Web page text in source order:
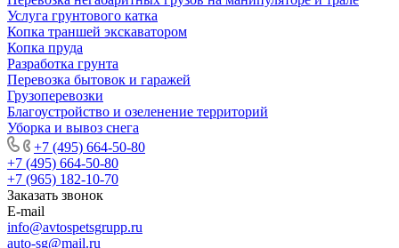
Услуга грунтового катка
Копка траншей экскаватором
Копка пруда
Разработка грунта
Перевозка бытовок и гаражей
Грузоперевозки
Благоустройство и озеленение территорий
Уборка и вывоз снега
+7 (495) 664-50-80
+7 (495) 664-50-80
+7 (965) 182-10-70
Заказать звонок
E-mail
info@avtospetsgrupp.ru
auto-sg@mail.ru